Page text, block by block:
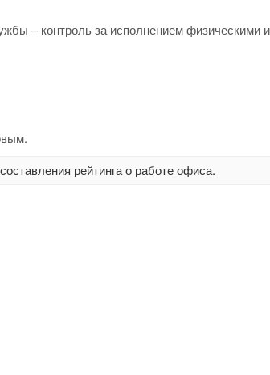
– контроль за исполнением физическими
рейтинга о работе офиса.